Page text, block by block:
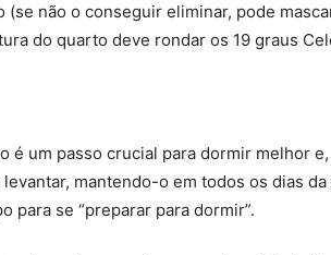
não o conseguir eliminar, pode
do quarto deve rondar os 19 graus
é um passo crucial para dormir melhor
mantendo-o em todos os dias
para se “preparar para dormir”.